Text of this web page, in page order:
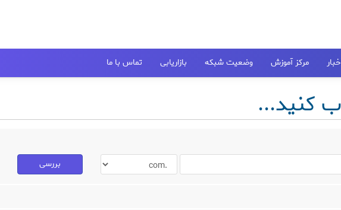
مرکز آموزش وضعیت شبکه بازاریابی تماس با ما
کنید...
بررسی